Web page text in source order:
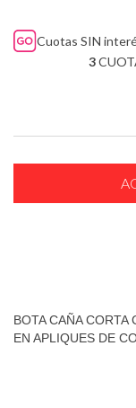
Cuotas SIN
3
BOTA CAÑA
EN APLIQUES DE